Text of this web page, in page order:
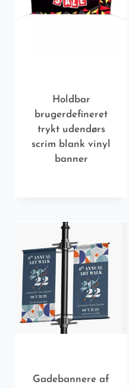
Holdbar
brugerdefineret
trykt udendørs
scrim blank vinyl
banner
Gadebannere af